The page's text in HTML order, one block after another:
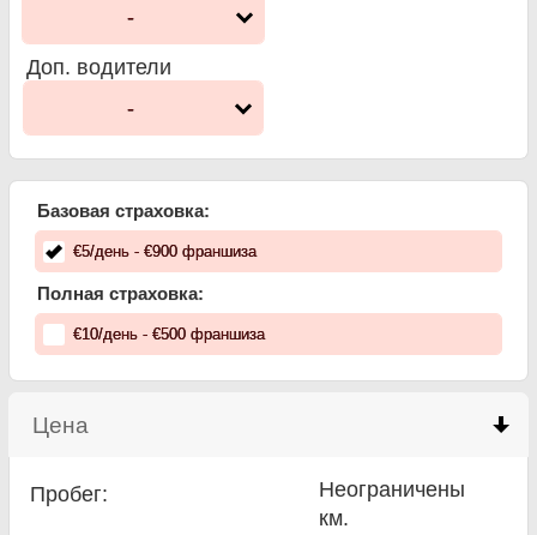
-
Доп. водители
-
Базовая страховка:
€5/день - €900франшиза
Полная страховка:
€10/день - €500франшиза
Цена
Пробег:
Неограничены
км.